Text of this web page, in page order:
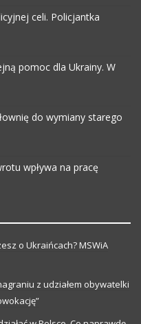
celi. Policjantka
pomoc dla Ukrainy. W
do wymiany starego
wpływa na pracę
o Ukraińcach? MSWiA
z udziałem obywatelki